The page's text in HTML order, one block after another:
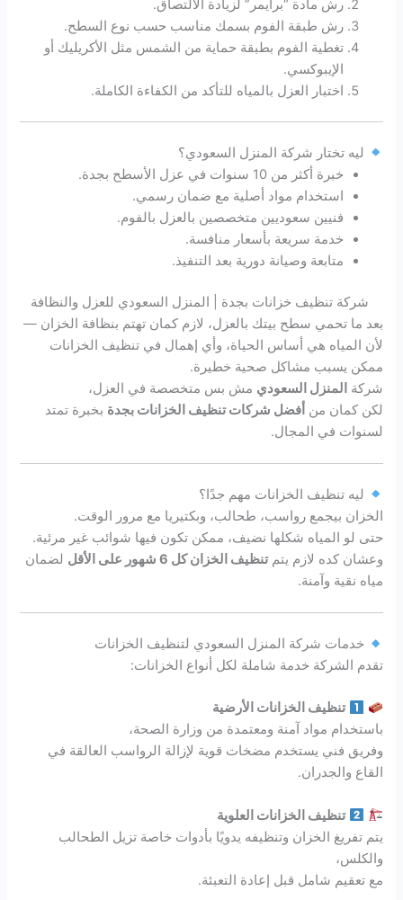
رش مادة “برايمر” لزيادة الالتصاق.
رش طبقة الفوم بسمك مناسب حسب نوع السطح.
تغطية الفوم بطبقة حماية من الشمس مثل الأكريليك أو
الإيبوكسي.
اختبار العزل بالمياه للتأكد من الكفاءة الكاملة.
ليه تختار شركة المنزل السعودي؟
خبرة أكثر من 10 سنوات في عزل الأسطح بجدة.
استخدام مواد أصلية مع ضمان رسمي.
فنيين سعوديين متخصصين بالعزل بالفوم.
خدمة سريعة بأسعار منافسة.
متابعة وصيانة دورية بعد التنفيذ.
شركة تنظيف خزانات بجدة | المنزل السعودي للعزل والنظافة
بعد ما تحمي سطح بيتك بالعزل، لازم كمان تهتم بنظافة الخزان —
لأن المياه هي أساس الحياة، وأي إهمال في تنظيف الخزانات
ممكن يسبب مشاكل صحية خطيرة.
شركة المنزل السعودي مش بس متخصصة في العزل،
لكن كمان من أفضل شركات تنظيف الخزانات بجدة بخبرة تمتد
لسنوات في المجال.
ليه تنظيف الخزانات مهم جدًا؟
الخزان بيجمع رواسب، طحالب، وبكتيريا مع مرور الوقت.
حتى لو المياه شكلها نضيف، ممكن تكون فيها شوائب غير مرئية.
وعشان كده لازم يتمتنظيف الخزان كل 6 شهور على الأقل
لضمان
مياه نقية وآمنة.
خدمات شركة المنزل السعودي لتنظيف الخزانات
تقدم الشركة خدمة شاملة لكل أنواع الخزانات:
تنظيف الخزانات الأرضية
باستخدام مواد آمنة ومعتمدة من وزارة الصحة،
وفريق فني يستخدم مضخات قوية لإزالة الرواسب العالقة في
القاع والجدران.
تنظيف الخزانات العلوية
يتم تفريغ الخزان وتنظيفه يدويًا بأدوات خاصة تزيل الطحالب
والكلس،
مع تعقيم شامل قبل إعادة التعبئة.